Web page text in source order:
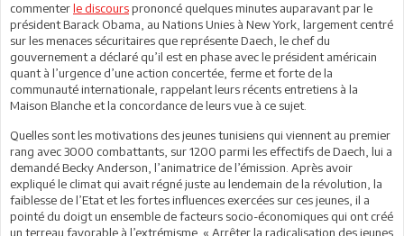
commenterle discoursprononcé quelques minutes auparavant par le
président Barack Obama, au Nations Unies à New York, largement centré
sur les menaces sécuritaires que représente Daech, le chef du
gouvernement a déclaré qu’il est en phase avec le président américain
quant à l’urgence d’une action concertée, ferme et forte de la
communauté internationale, rappelant leurs récents entretiens à la
Maison Blanche et la concordance de leurs vue à ce sujet.
Quelles sont les motivations des jeunes tunisiens qui viennent au premier
rang avec 3000 combattants, sur 1200 parmi les effectifs de Daech, lui a
demandé Becky Anderson, l’animatrice de l’émission. Après avoir
expliqué le climat qui avait régné juste au lendemain de la révolution, la
faiblesse de l’Etat et les fortes influences exercées sur ces jeunes, il a
pointé du doigt un ensemble de facteurs socio-économiques qui ont créé
un terreau favorable à l’extrémisme. « Arrêter la radicalisation des jeunes